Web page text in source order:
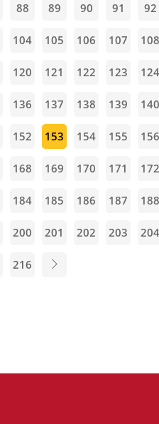
88 89 90 91 92
104 105 106 107 108
120 121 122 123 124
136 137 138 139 140
152 153 154 155 156
168 169 170 171 172
184 185 186 187 188
200 201 202 203 204
216